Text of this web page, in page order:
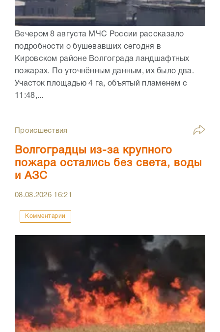
Вечером 8 августа МЧС России рассказало
подробности о бушевавших сегодня в
Кировском районе Волгограда ландшафтных
пожарах. По уточнённым данным, их было два.
Участок площадью 4 га, объятый пламенем с
11:48,...
Происшествия
Волгоградцы из-за крупного
пожара остались без света, воды
и АЗС
08.08.2026 16:21
Комментарии